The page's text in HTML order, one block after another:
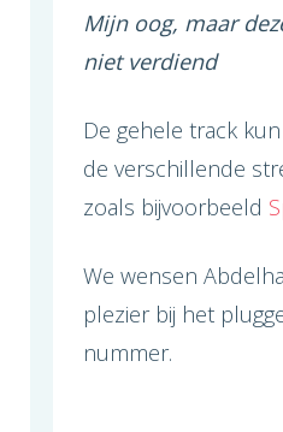
Mijn oog, maar
niet verdiend
De gehele track
de verschillende
zoals bijvoorbeeld
We wensen
plezier bij het
nummer.